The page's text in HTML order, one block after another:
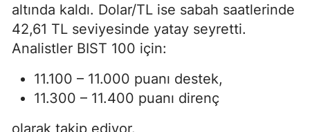
altında kaldı. Dolar/TL ise sabah saatlerinde
42,61 TL seviyesinde yatay seyretti.
Analistler BIST 100 için:
11.100 – 11.000 puanı destek,
11.300 – 11.400 puanı direnç
olarak takip ediyor.